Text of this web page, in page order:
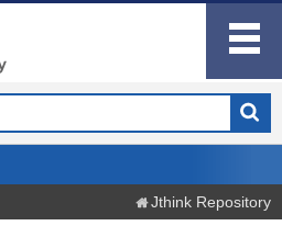
Jthink Repository